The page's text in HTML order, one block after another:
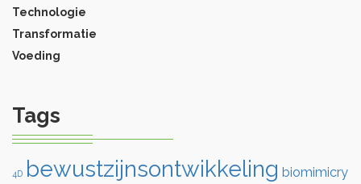
Technologie
Transformatie
Voeding
Tags
4D bewustzijnsontwikkeling biomimicry